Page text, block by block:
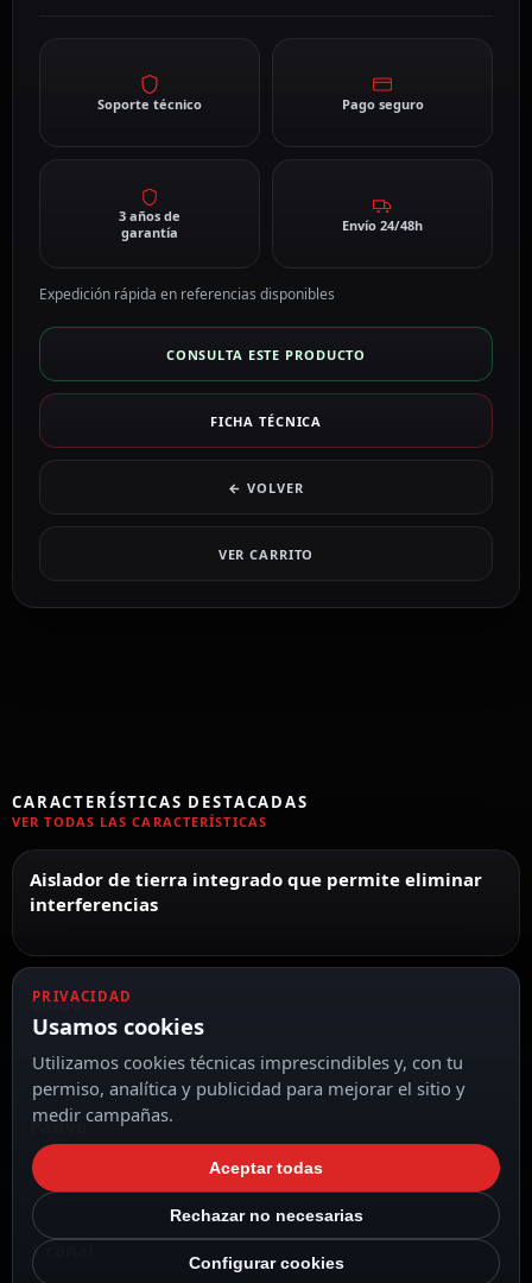
Soporte técnico Pago seguro
3 años de
garantía
Envío 24/48h
Expedición rápida en referencias disponibles
CONSULTA ESTE PRODUCTO
FICHA TÉCNICA
← VOLVER
VER CARRITO
CARACTERÍSTICAS DESTACADAS
VER TODAS LAS CARACTERÍSTICAS
Aislador de tierra integrado que permite eliminar
interferencias
Vídeo
Pasivo
1 canal
PRIVACIDAD
Usamos cookies
Utilizamos cookies técnicas imprescindibles y, con tu
permiso, analítica y publicidad para mejorar el sitio y
medir campañas.
Aceptar todas
Rechazar no necesarias
Configurar cookies